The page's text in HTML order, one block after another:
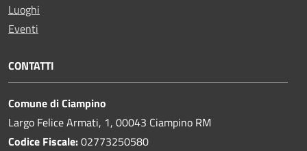
Luoghi
Eventi
CONTATTI
Comune di Ciampino
Largo Felice Armati, 1, 00043 Ciampino RM
Codice Fiscale:02773250580